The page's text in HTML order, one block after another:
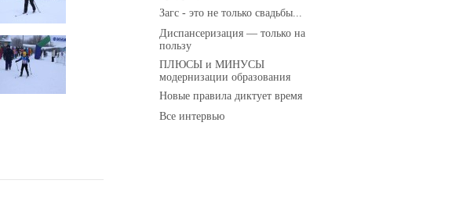
Загс - это не только свадьбы...
Диспансеризация — только на
пользу
ПЛЮСЫ и МИНУСЫ
модернизации образования
Новые правила диктует время
Все интервью